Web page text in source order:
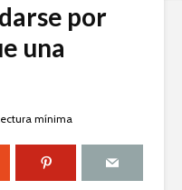
por
una
mínima